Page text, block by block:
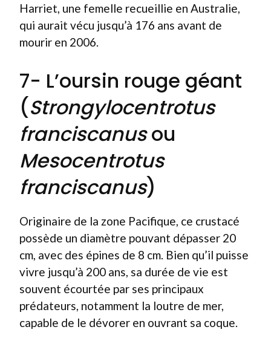
Harriet, une femelle recueillie en Australie,
qui aurait vécu jusqu’à 176 ans avant de
mourir en 2006.
7- L’oursin rouge géant
(Strongylocentrotus
franciscanusou
Mesocentrotus
franciscanus)
Originaire de la zone Pacifique, ce crustacé
possède un diamètre pouvant dépasser 20
cm, avec des épines de 8 cm. Bien qu’il puisse
vivre jusqu’à 200 ans, sa durée de vie est
souvent écourtée par ses principaux
prédateurs, notamment la loutre de mer,
capable de le dévorer en ouvrant sa coque.